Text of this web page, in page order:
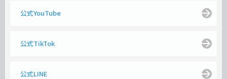
公式YouTube
公式TikTok
公式LINE